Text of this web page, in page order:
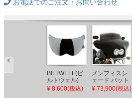
お電話でのご注文・お問い合わせ
BILTWELL(ビ
ルトウェル)
「Lane
Splitter」シー
¥ 8,600(税込)
メンフィスシ
ェード バット
ウイング フェ
アリング ダイ
¥ 73,900(税込)